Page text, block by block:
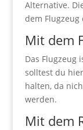
Alternative.
dem Flugzeug
Mit dem
Das Flugzeug
solltest du
halten, da
werden.
Mit dem